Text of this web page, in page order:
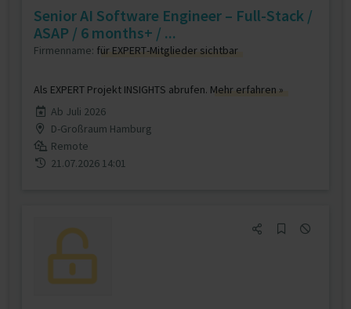
Senior AI Software Engineer – Full-Stack /
ASAP / 6 months+ / ...
Firmenname: für EXPERT-Mitglieder sichtbar
Als EXPERT Projekt INSIGHTS abrufen. Mehr erfahren »
Ab Juli 2026
D-Großraum Hamburg
Remote
21.07.2026 14:01